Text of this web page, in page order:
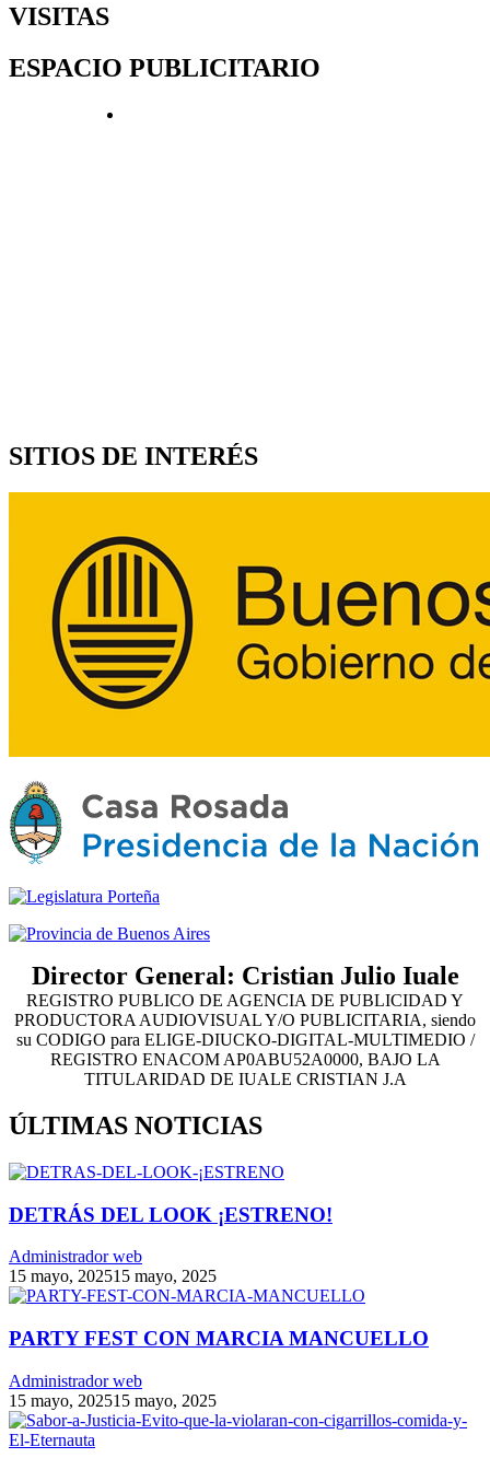
VISITAS
ESPACIO PUBLICITARIO
SITIOS DE INTERÉS
Director General: Cristian Julio Iuale
REGISTRO PUBLICO DE AGENCIA DE PUBLICIDAD Y
PRODUCTORA AUDIOVISUAL Y/O PUBLICITARIA, siendo
su CODIGO para ELIGE-DIUCKO-DIGITAL-MULTIMEDIO /
REGISTRO ENACOM AP0ABU52A0000, BAJO LA
TITULARIDAD DE IUALE CRISTIAN J.A
ÚLTIMAS NOTICIAS
DETRÁS DEL LOOK ¡ESTRENO!
Administrador web
15 mayo, 202515 mayo, 2025
PARTY FEST CON MARCIA MANCUELLO
Administrador web
15 mayo, 202515 mayo, 2025